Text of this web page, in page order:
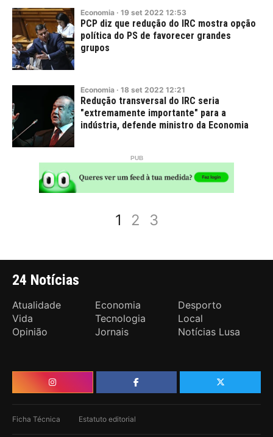
Economia · 19 set 2022 12:53
PCP diz que redução do IRC mostra opção
política do PS de favorecer grandes
grupos
Economia · 18 set 2022 12:21
Redução transversal do IRC seria
"extremamente importante" para a
indústria, defende ministro da Economia
1 2 3
24 Notícias
Atualidade Economia
Desporto
Vida
Tecnologia
Local
Opinião
Jornais Notícias Lusa
Ficha Técnica Estatuto editorial